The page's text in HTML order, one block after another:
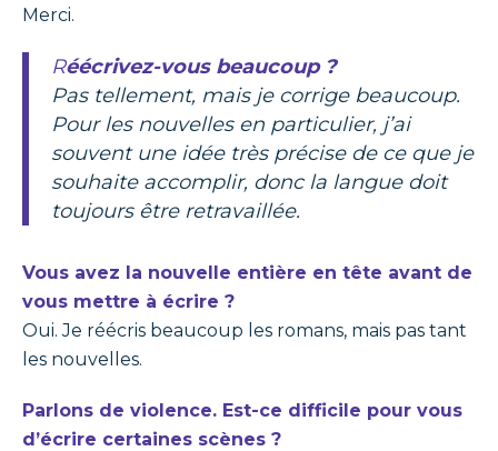
Merci.
Réécrivez-vous beaucoup ?
Pas tellement, mais je corrige beaucoup.
Pour les nouvelles en particulier, j’ai
souvent une idée très précise de ce que je
souhaite accomplir, donc la langue doit
toujours être retravaillée.
Vous avez la nouvelle entière en tête avant de
vous mettre à écrire ?
Oui. Je réécris beaucoup les romans, mais pas tant
les nouvelles.
Parlons de violence. Est-ce difficile pour vous
d’écrire certaines scènes ?